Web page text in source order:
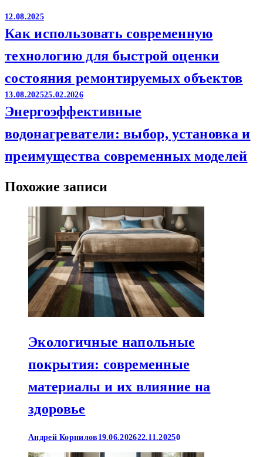
12.08.2025
Как использовать современную
технологию для быстрой оценки
состояния ремонтируемых объектов
13.08.202525.02.2026
Энергоэффективные
водонагреватели: выбор, установка и
преимущества современных моделей
Похожие записи
Экологичные напольные
покрытия: современные
материалы и их влияние на
здоровье
Андрей Корнилов 19.06.202622.11.20250